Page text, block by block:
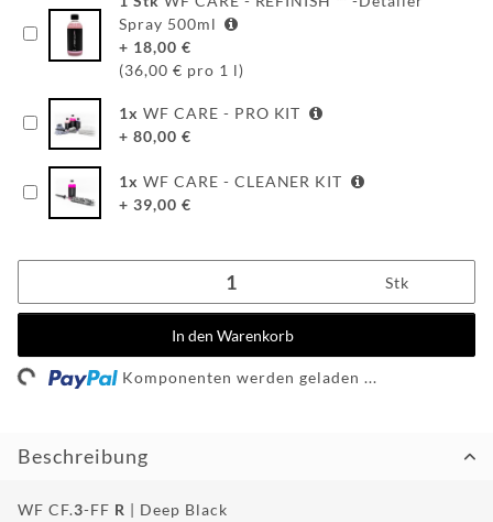
5971
80571-
KONTAKT:
Spray 500ml
+ 18,00 €
(36,00 € pro 1 l)
1x WF CARE - PRO KIT
+ 80,00 €
1x WF CARE - CLEANER KIT
+ 39,00 €
Stk
In den Warenkorb
Loading... Komponenten werden geladen ...
Beschreibung
WF CF.3-FF R | Deep Black